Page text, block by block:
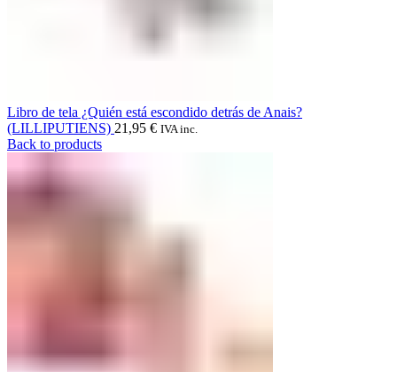
Libro de tela ¿Quién está escondido detrás de Anais?
(LILLIPUTIENS) 21,95 € IVA inc.
Back to products